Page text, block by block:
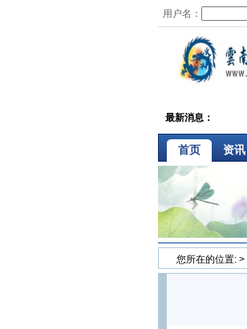
用户名：
最新消息：
首页 资讯
您所在的位置: >